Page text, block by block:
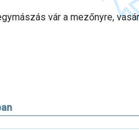
vár a mezőnyre,